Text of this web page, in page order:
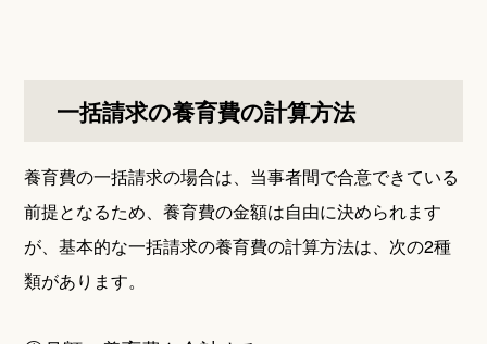
一括請求の養育費の計算方法
養育費の一括請求の場合は、当事者間で合意できている
前提となるため、養育費の金額は自由に決められます
が、基本的な一括請求の養育費の計算方法は、次の2種
類があります。